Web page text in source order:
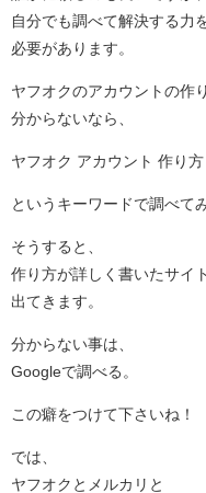
自分でも調べて解決する力
必要があります。
ヤフオクのアカウントの作
分からないなら、
ヤフオク アカウント 作り方
というキーワードで調べて
そうすると、
作り方が詳しく書いたサイ
出てきます。
分からない事は、
Googleで調べる。
この癖をつけて下さいね！
では、
ヤフオクとメルカリと